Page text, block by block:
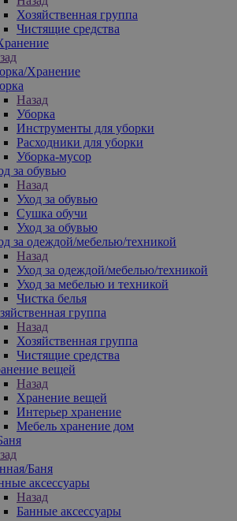
Хозяйственная группа
Чистящие средства
Хранение
Назад
Уборка
Инструменты для уборки
Расходники для уборки
Уборка-мусор
за обувью
Назад
Уход за обувью
Сушка обучи
Уход за обувью
за одеждой/мебелью/техникой
Назад
Уход за одеждой/мебелью/техникой
Уход за мебелью и техникой
Чистка белья
группа
Назад
Хозяйственная группа
Чистящие средства
вещей
Назад
Хранение вещей
Интерьер хранение
Мебель хранение дом
Баня
аксессуары
Назад
Банные аксессуары